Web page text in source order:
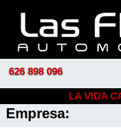
626 898 096
LA VIDA
Empresa: